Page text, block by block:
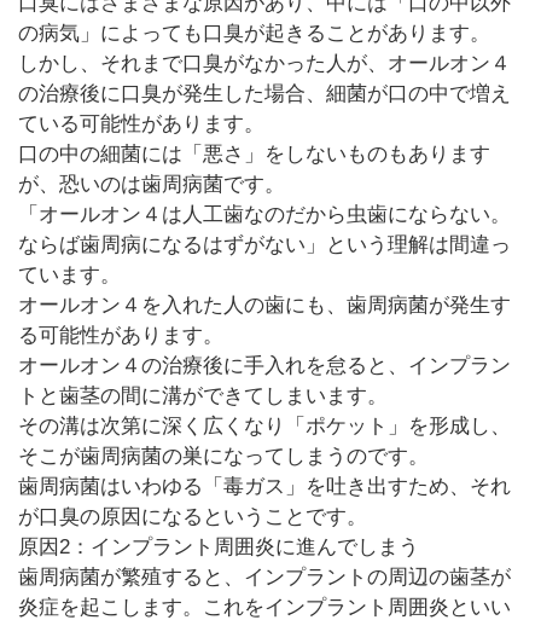
の病気」によっても口臭が起きることがあります。
しかし、それまで口臭がなかった人が、オールオン４
の治療後に口臭が発生した場合、細菌が口の中で増え
ている可能性があります。
口の中の細菌には「悪さ」をしないものもあります
が、恐いのは歯周病菌です。
「オールオン４は人工歯なのだから虫歯にならない。
ならば歯周病になるはずがない」という理解は間違っ
ています。
オールオン４を入れた人の歯にも、歯周病菌が発生す
る可能性があります。
オールオン４の治療後に手入れを怠ると、インプラン
トと歯茎の間に溝ができてしまいます。
その溝は次第に深く広くなり「ポケット」を形成し、
そこが歯周病菌の巣になってしまうのです。
歯周病菌はいわゆる「毒ガス」を吐き出すため、それ
が口臭の原因になるということです。
原因2：インプラント周囲炎に進んでしまう
歯周病菌が繁殖すると、インプラントの周辺の歯茎が
炎症を起こします。これをインプラント周囲炎といい